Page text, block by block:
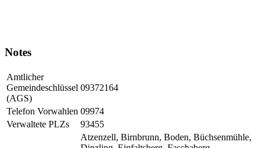
Notes
Amtlicher
Gemeindeschlüssel
(AGS)
09372164
Telefon Vorwahlen 09974
Verwaltete PLZs
93455
Atzenzell, Birnbrunn, Boden, Büchsenmühle,